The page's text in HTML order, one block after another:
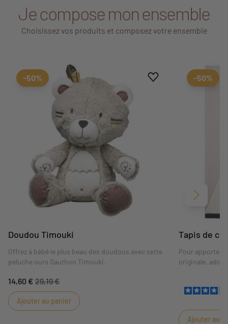
Je compose mon ensemble
Choisissez vos produits et composez votre ensemble
Ajouter aux favoris
Supprimer des
-50%
Doudou Timouki
Offrez à bébé le plus beau des doudous avec cette
peluche ours Sauthon Timouki.
14,60 € 29,19 €
Ajouter au panier
-50%
Tapis de
Pour apporter
originale,
Ajouter au
Suivant